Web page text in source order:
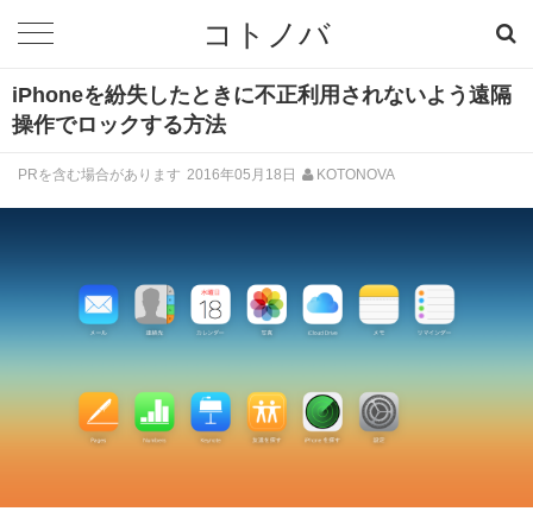
コトノバ
iPhoneを紛失したときに不正利用されないよう遠隔
操作でロックする方法
PRを含む場合があります 2016年05月18日 KOTONOVA